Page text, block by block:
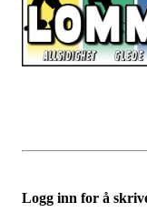
Logg inn for å